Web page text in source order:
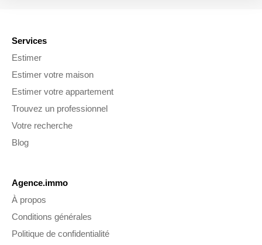
Services
Estimer
Estimer votre maison
Estimer votre appartement
Trouvez un professionnel
Votre recherche
Blog
Agence.immo
À propos
Conditions générales
Politique de confidentialité